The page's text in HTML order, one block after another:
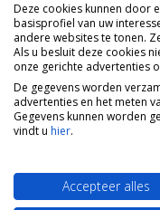
Winkel van Lourdes ©
Lourdes in Frankrijk.
Deze cookies kunnen door
basisprofiel van uw
andere websites te tonen.
Als u besluit deze cookies
onze gerichte advertenties
De gegevens worden
advertenties en het meten
Gegevens kunnen worden
vindt u hier.
Accepteer alles